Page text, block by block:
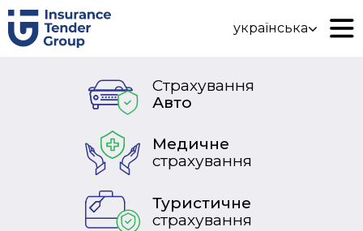
українська
Страхування
Авто
Туристичне
страхування
Медичне
страхування